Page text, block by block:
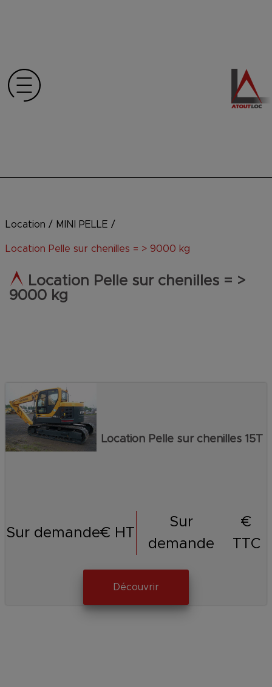
Location / MINI PELLE /
Location Pelle sur chenilles = > 9000 kg
Location Pelle sur chenilles = >
9000 kg
Location Pelle sur chenilles 15T
Sur demande€ HT
Sur
demande
€
TTC
Découvrir